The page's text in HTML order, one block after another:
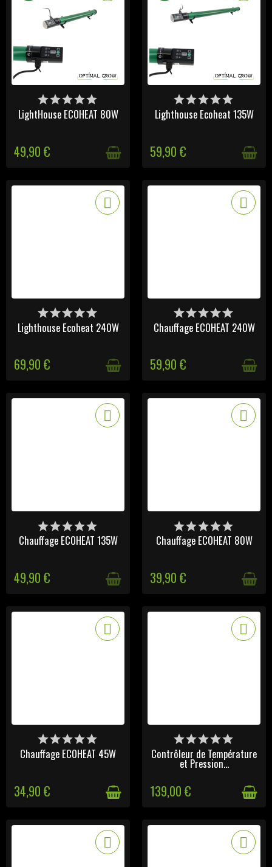
VICTIME DE SON SUCCÈS
LightHouse ECOHEAT 80W
49,90 €
VICTIME DE SON SUCCÈS
Lighthouse Ecoheat 135W
59,90 €
VICTIME DE SON SUCCÈS
Lighthouse Ecoheat 240W
69,90 €
VICTIME DE SON SUCCÈS
Chauffage ECOHEAT 240W
59,90 €
VICTIME DE SON SUCCÈS
Chauffage ECOHEAT 135W
49,90 €
VICTIME DE SON SUCCÈS
Chauffage ECOHEAT 80W
39,90 €
DERNIERS ARTICLES EN
STOCK
Chauffage ECOHEAT 45W
34,90 €
DERNIERS ARTICLES EN
STOCK
Contrôleur de Température
et Pression...
139,00 €